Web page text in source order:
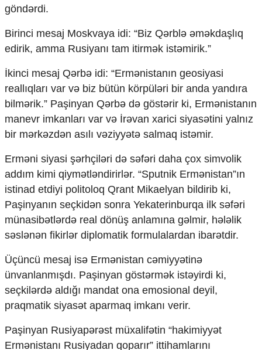
göndərdi.
Birinci mesaj Moskvaya idi: “Biz Qərblə əməkdaşlıq
edirik, amma Rusiyanı tam itirmək istəmirik.”
İkinci mesaj Qərbə idi: “Ermənistanın geosiyasi
reallıqları var və biz bütün körpüləri bir anda yandıra
bilmərik.” Paşinyan Qərbə də göstərir ki, Ermənistanın
manevr imkanları var və İrəvan xarici siyasətini yalnız
bir mərkəzdən asılı vəziyyətə salmaq istəmir.
Erməni siyasi şərhçiləri də səfəri daha çox simvolik
addım kimi qiymətləndirirlər. “Sputnik Ermənistan”ın
istinad etdiyi politoloq Qrant Mikaelyan bildirib ki,
Paşinyanın seçkidən sonra Yekaterinburqa ilk səfəri
münasibətlərdə real dönüş anlamına gəlmir, hələlik
səslənən fikirlər diplomatik formulalardan ibarətdir.
Üçüncü mesaj isə Ermənistan cəmiyyətinə
ünvanlanmışdı. Paşinyan göstərmək istəyirdi ki,
seçkilərdə aldığı mandat ona emosional deyil,
praqmatik siyasət aparmaq imkanı verir.
Paşinyan Rusiyapərəst müxalifətin “hakimiyyət
Ermənistanı Rusiyadan qoparır” ittihamlarını